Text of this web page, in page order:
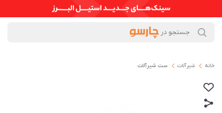
خانه شیرآلات ست شیرآلات